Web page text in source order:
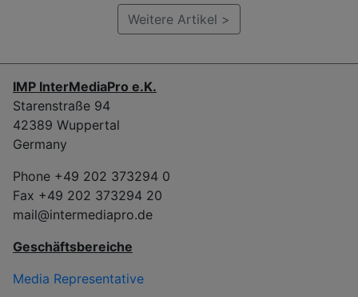
Weitere Artikel >
IMP InterMediaPro e.K.
Starenstraße 94
42389 Wuppertal
Germany
Phone +49 202 373294 0
Fax +49 202 373294 20
mail@intermediapro.de
Geschäftsbereiche
Media Representative